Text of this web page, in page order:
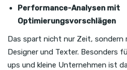
Performance-Analysen mit
Optimierungsvorschlägen
Das spart nicht nur Zeit, sondern
Designer und Texter. Besonders
ups und kleine Unternehmen ist